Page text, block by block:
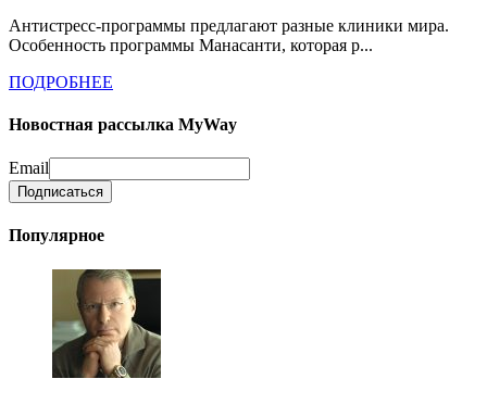
Антистресс-программы предлагают разные клиники мира.
Особенность программы Манасанти, которая р...
ПОДРОБНЕЕ
Новостная рассылка MyWay
Email
Популярное